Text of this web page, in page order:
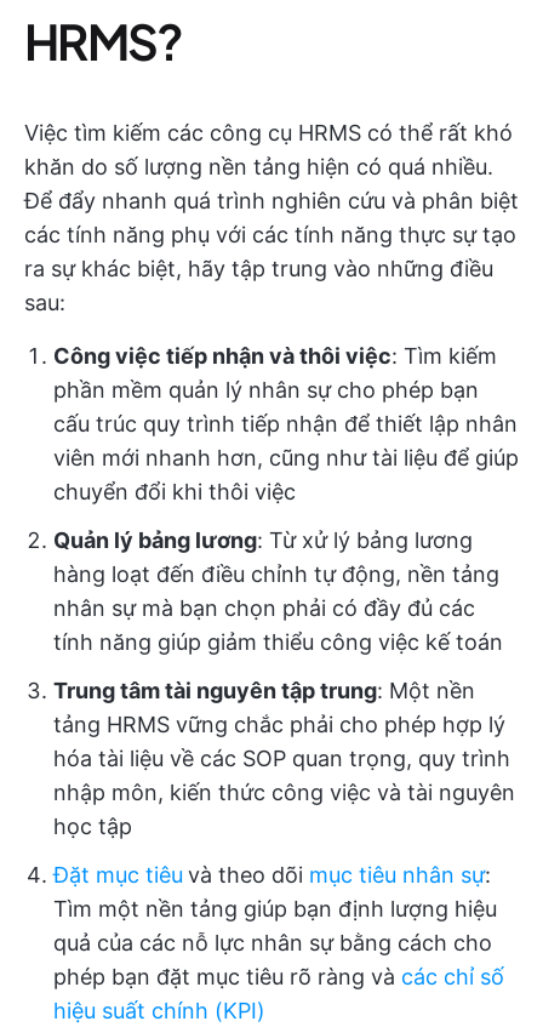
HRMS?
Việc tìm kiếm các công cụ HRMS có thể rất khó
khăn do số lượng nền tảng hiện có quá nhiều.
Để đẩy nhanh quá trình nghiên cứu và phân biệt
các tính năng phụ với các tính năng thực sự tạo
ra sự khác biệt, hãy tập trung vào những điều
sau:
Công việc tiếp nhận và thôi việc: Tìm kiếm
phần mềm quản lý nhân sự cho phép bạn
cấu trúc quy trình tiếp nhận để thiết lập nhân
viên mới nhanh hơn, cũng như tài liệu để giúp
chuyển đổi khi thôi việc
Quản lý bảng lương: Từ xử lý bảng lương
hàng loạt đến điều chỉnh tự động, nền tảng
nhân sự mà bạn chọn phải có đầy đủ các
tính năng giúp giảm thiểu công việc kế toán
Trung tâm tài nguyên tập trung: Một nền
tảng HRMS vững chắc phải cho phép hợp lý
hóa tài liệu về các SOP quan trọng, quy trình
nhập môn, kiến thức công việc và tài nguyên
học tập
Đặt mục tiêu và theo dõi mục tiêu nhân sự:
Tìm một nền tảng giúp bạn định lượng hiệu
quả của các nỗ lực nhân sự bằng cách cho
phép bạn đặt mục tiêu rõ ràng và các chỉ số
hiệu suất chính (KPI)